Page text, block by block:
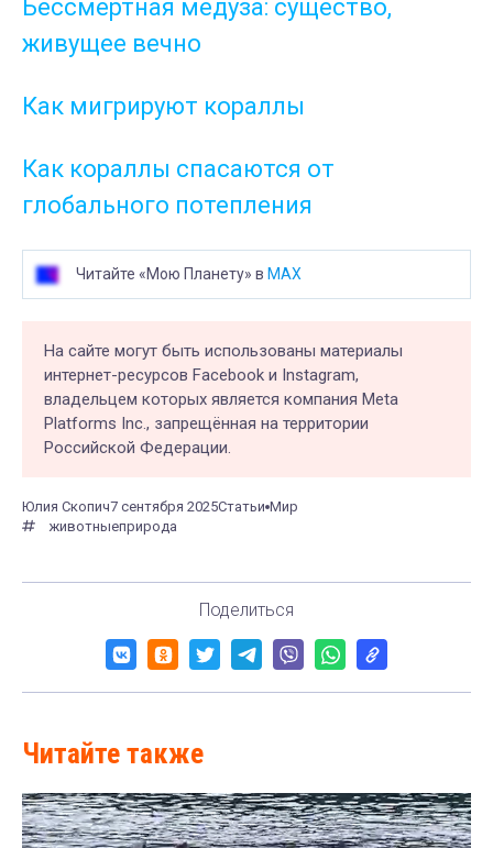
Бессмертная медуза: существо,
живущее вечно
Как мигрируют кораллы
Как кораллы спасаются от
глобального потепления
Читайте «Мою Планету» в MAX
На сайте могут быть использованы материалы
интернет-ресурсов Facebook и Instagram,
владельцем которых является компания Meta
Platforms Inc., запрещённая на территории
Российской Федерации.
Юлия Скопич7 сентября 2025Статьи Мир
животныеприрода
Поделиться
Читайте также